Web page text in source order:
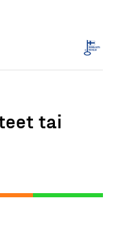
tai